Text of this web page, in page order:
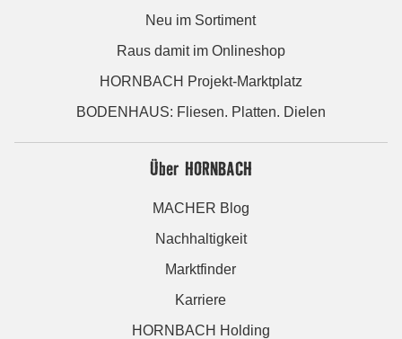
Neu im Sortiment
Raus damit im Onlineshop
HORNBACH Projekt-Marktplatz
BODENHAUS: Fliesen. Platten. Dielen
Über HORNBACH
MACHER Blog
Nachhaltigkeit
Marktfinder
Karriere
HORNBACH Holding